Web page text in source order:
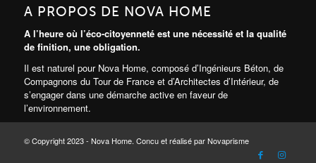
A PROPOS DE NOVA HOME
A l’heure où l’éco-citoyenneté est une nécessité et la qualité
de finition, une obligation.
Il est naturel pour Nova Home, composé d’Ingénieurs Béton, de
Compagnons du Tour de France et d’Architectes d’Intérieur, de
s’engager dans une démarche active en faveur de
l’environnement.
© Copyright 2023 - Nova Home. Concu et réalisé par Novaprisme